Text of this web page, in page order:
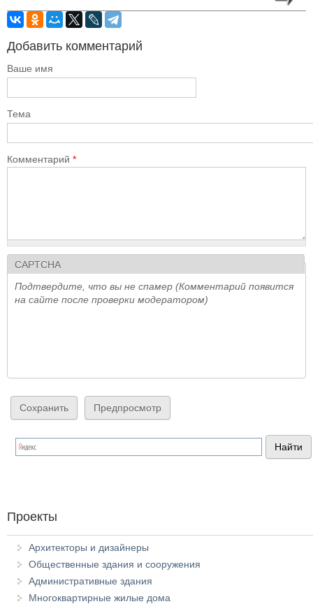
Добавить комментарий
Ваше имя
Тема
Комментарий *
CAPTCHA
Подтвердите, что вы не спамер (Комментарий появится
на сайте после проверки модератором)
Проекты
Архитекторы и дизайнеры
Общественные здания и сооружения
Административные здания
Многоквартирные жилые дома